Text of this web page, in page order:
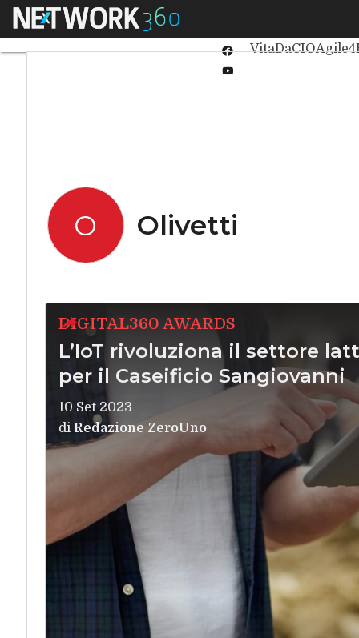
Menu
Facebook
VitaDaCIO
O Olivetti
DIGITAL360 AWARDS
L’IoT rivoluziona il settore
per il Caseificio Sangiovanni
10 Set 2023
di Redazione ZeroUno